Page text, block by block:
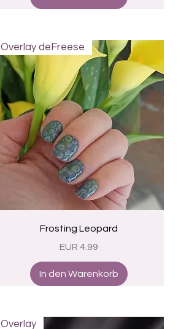
Schnellansicht
Overlay deFreese
Frosting Leopard
Preis
EUR 4.99
In den Warenkorb
Overlay